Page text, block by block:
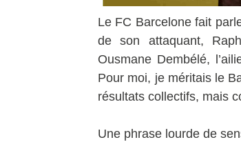
Le FC Barcelone fait
de son attaquant,
Ousmane Dembélé,
Pour moi, je méritais le
résultats collectifs, mais
Une phrase lourde de